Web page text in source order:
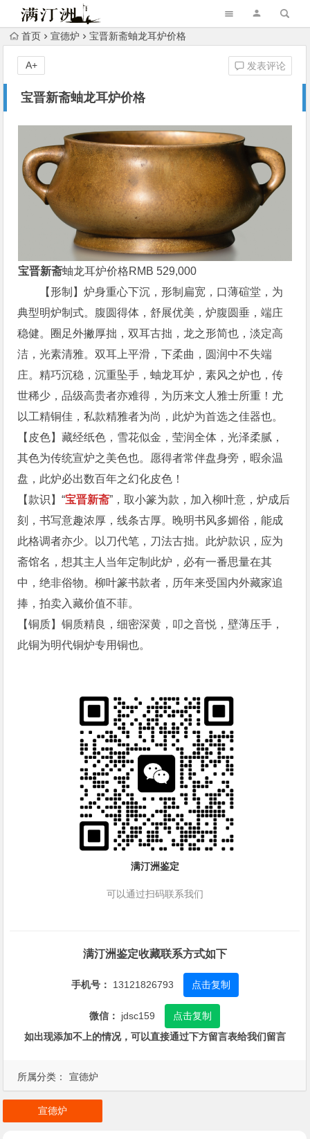
首页 宣德炉 宝晋新斋蚰龙耳炉价格
宝晋新斋蚰龙耳炉价格
发表评论
A+
所属分类： 宣德炉
宝晋新斋蚰龙耳炉价格RMB 529,000
【形制】炉身重心下沉，形制扁宽，口薄碹堂，为
典型明炉制式。腹圆得体，舒展优美，炉腹圆垂，端庄
稳健。圈足外撇厚拙，双耳古拙，龙之形简也，淡定高
洁，光素清雅。双耳上平滑，下柔曲，圆润中不失端
庄。精巧沉稳，沉重坠手，蚰龙耳炉，素风之炉也，传
世稀少，品级高贵者亦难得，为历来文人雅士所重！尤
以工精铜佳，私款精雅者为尚，此炉为首选之佳器也。
【皮色】藏经纸色，雪花似金，莹润全体，光泽柔腻，
其色为传统宣炉之美色也。愿得者常伴盘身旁，暇余温
盘，此炉必出数百年之幻化皮色！
【款识】“宝晋新斋”，取小篆为款，加入柳叶意，炉成后
刻，书写意趣浓厚，线条古厚。晚明书风多媚俗，能成
此格调者亦少。以刀代笔，刀法古拙。此炉款识，应为
斋馆名，想其主人当年定制此炉，必有一番思量在其
中，绝非俗物。柳叶篆书款者，历年来受国内外藏家追
捧，拍卖入藏价值不菲。
【铜质】铜质精良，细密深黄，叩之音悦，壁薄压手，
此铜为明代铜炉专用铜也。
满汀洲鉴定
可以通过扫码联系我们
满汀洲鉴定收藏联系方式如下
手机号： 13121826793 点击复制
微信： jdsc159
点击复制
如出现添加不上的情况，可以直接通过下方留言表给我们留言
宣德炉